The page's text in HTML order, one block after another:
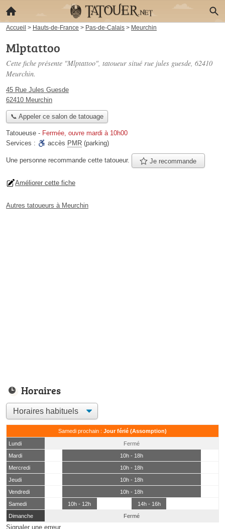
Accueil > Hauts-de-France > Pas-de-Calais > Meurchin
Mlptattoo
Cette fiche présente "Mlptattoo", tatoueur situé rue jules guesde, 62410
Meurchin.
45 Rue Jules Guesde
62410 Meurchin
📞 Appeler ce salon de tatouage
Tatoueuse - Fermée, ouvre mardi à 10h00
Services :
accès PMR (parking)
Une personne recommande cette tatoueur. Je recommande
Améliorer cette fiche
Autres tatoueurs à Meurchin
Horaires
Samedi prochain : Jour férié (Assomption)
Lundi
Fermé
Mardi
10h - 18h
Mercredi
10h - 18h
Jeudi
10h - 18h
Vendredi
10h - 18h
Samedi
10h - 12h
14h - 16h
Dimanche
Fermé
Signaler une erreur